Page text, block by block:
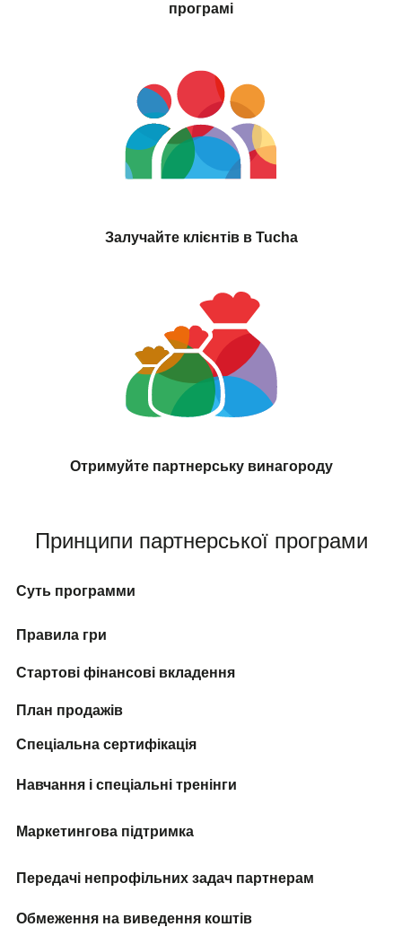
програмі
Залучайте клієнтів в Tucha
Отримуйте партнерську винагороду
Принципи партнерської програми
Суть программи
Правила гри
Стартові фінансові вкладення
План продажів
Спеціальна сертифікація
Навчання і спеціальні тренінги
Маркетингова підтримка
Передачі непрофільних задач партнерам
Обмеження на виведення коштів